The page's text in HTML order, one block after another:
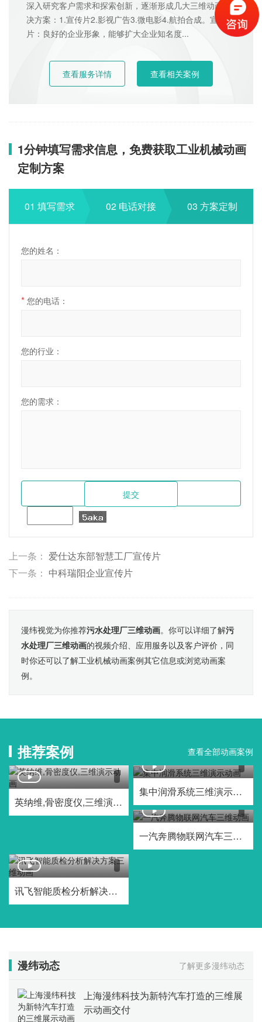
深入研究客户需求和探索创新，逐渐形成几大三维动画解
决方案：1.宣传片2.影视广告3.微电影4.航拍合成。宣传
片：良好的企业形象，能够扩大企业知名度...
查看服务详情 查看相关案例
1分钟填写需求信息，免费获取工业机械动画
定制方案
01 填写需求 02 电话对接 03 方案定制
您的姓名：
* 您的电话：
您的行业：
您的需求：
上一条： 爱仕达东部智慧工厂宣传片
下一条： 中科瑞阳企业宣传片
漫纬视觉为你推荐污水处理厂三维动画。你可以详细了解污
水处理厂三维动画的视频介绍、应用服务以及客户评价，同
时你还可以了解工业机械动画案例其它信息或浏览动画案
例。
推荐案例 查看全部动画案例
英纳维,骨密度仪,三维演示动画
集中润滑系统三维演示动画
一汽奔腾物联网汽车三维动画
讯飞智能质检分析解决方案三维动画
漫纬动态 了解更多漫纬动态
上海漫纬科技为新特汽车打造的三维展
示动画交付